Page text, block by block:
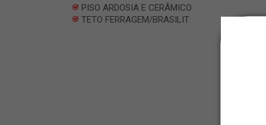
PISO ARDOSIA E CERÂMICO
TETO FERRAGEM/BRASILIT